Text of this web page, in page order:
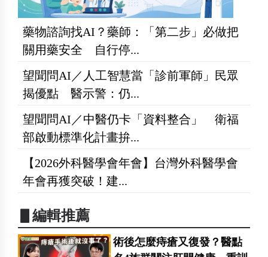
藥物諮詢找AI？藥師：「第二步」必做把
關用藥安全 自行停...
望聞問AI／人工智慧當「診前軍師」民眾
揭優點 醫示警：仍...
望聞問AI／中醫仍卡「資料整合」 衛福
部啟動標準化計畫拚...
【2026外科醫學會年會】台灣外科醫學會
年會再獲突破！建...
▋編輯推薦
術後怎麼痔瘡又復發？醫點